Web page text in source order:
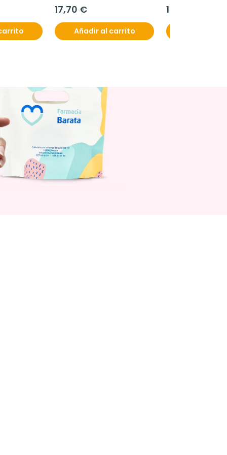
17,70 €
Añadir al carrito
16,50 €